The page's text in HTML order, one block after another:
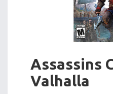
Assassins
Valhalla